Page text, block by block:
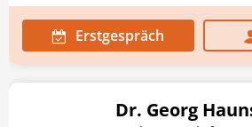
Erstgespräch
Dr. Georg